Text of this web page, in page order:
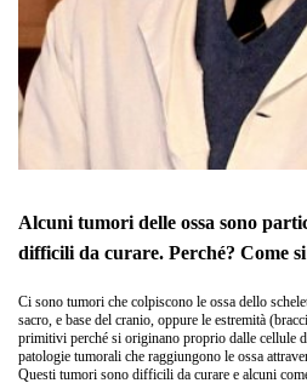
Alcuni tumori delle ossa sono
difficili da curare. Perché? Come
Ci sono tumori che colpiscono le ossa dello
sacro, e base del cranio, oppure le estremità
primitivi perché si originano proprio dalle cellule
patologie tumorali che raggiungono le ossa
Questi tumori sono difficili da curare e alcuni